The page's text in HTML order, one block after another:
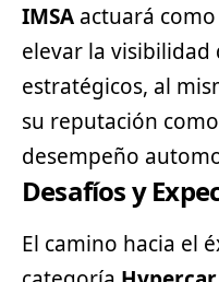
IMSA actuará
elevar la visibilidad
estratégicos, al
su reputación
desempeño
Desafíos y
El camino hacia el